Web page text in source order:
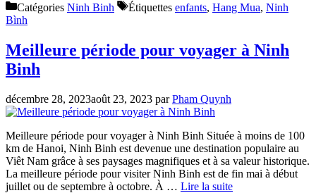
Catégories Ninh Binh Étiquettes enfants, Hang Mua, Ninh
Bình
Meilleure période pour voyager à Ninh
Binh
décembre 28, 2023août 23, 2023 parPham Quynh
Meilleure période pour voyager à Ninh Binh Située à moins de 100
km de Hanoi, Ninh Binh est devenue une destination populaire au
Viêt Nam grâce à ses paysages magnifiques et à sa valeur historique.
La meilleure période pour visiter Ninh Binh est de fin mai à début
juillet ou de septembre à octobre. À … Lire la suite